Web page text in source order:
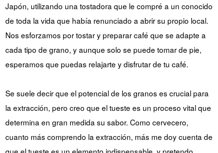
Japón, utilizando una tostadora que le compré a un conocido
de toda la vida que había renunciado a abrir su propio local.
Nos esforzamos por tostar y preparar café que se adapte a
cada tipo de grano, y aunque solo se puede tomar de pie,
esperamos que puedas relajarte y disfrutar de tu café.
Se suele decir que el potencial de los granos es crucial para
la extracción, pero creo que el tueste es un proceso vital que
determina en gran medida su sabor. Como cervecero,
cuanto más comprendo la extracción, más me doy cuenta de